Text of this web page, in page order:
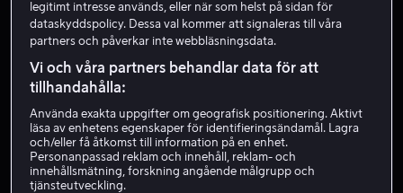
Från 59 kr Rea
Köp 109 kr Från 59 kr
legitimt intresse används, eller när som helst på sidan för
dataskyddspolicy. Dessa val kommer att signaleras till våra
partners och påverkar inte webbläsningsdata.
Vi och våra partners behandlar data för att
tillhandahålla:
Använda exakta uppgifter om geografisk positionering. Aktivt
läsa av enhetens egenskaper för identifieringsändamål. Lagra
och/eller få åtkomst till information på en enhet.
Personanpassad reklam och innehåll, reklam- och
innehållsmätning, forskning angående målgrupp och
tjänsteutveckling.